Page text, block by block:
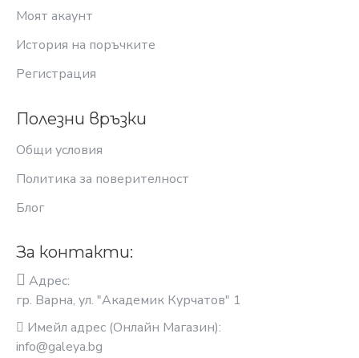
Моят акаунт
История на поръчките
Регистрация
Полезни връзки
Общи условия
Политика за поверителност
Блог
За контакти:
Адрес:
гр. Варна, ул. "Академик Курчатов" 1
Имейл адрес (Онлайн Магазин):
info@galeya.bg